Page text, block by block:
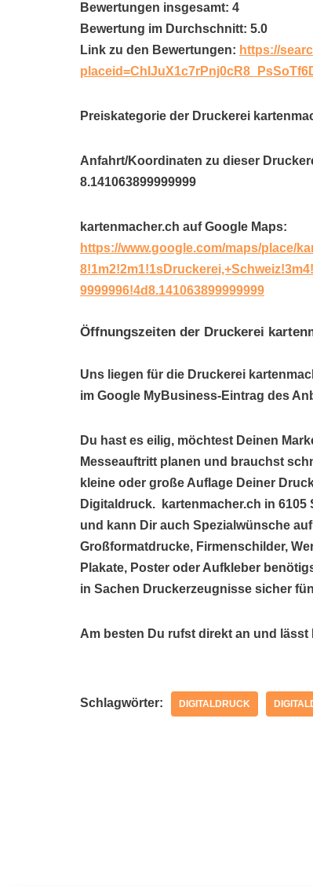
Bewertungen insgesamt: 4
Bewertung im Durchschnitt: 5.0
Link zu den Bewertungen: https://
Preiskategorie der Druckerei
Anfahrt/Koordinaten zu dieser
8.141063899999999
kartenmacher.ch auf Google Maps:
https://www.google.com/maps/place/
9999996!4d8.141063899999999
Öffnungszeiten der Druckerei
Uns liegen für die Druckerei
im Google MyBusiness-Eintrag des
Du hast es eilig, möchtest Deinen
Messeauftritt planen und brauchst
kleine oder große Auflage Deiner
Digitaldruck. kartenmacher.ch in
und kann Dir auch Spezialwünsche
Großformatdrucke, Firmenschilder,
Plakate, Poster oder Aufkleber
in Sachen Druckerzeugnisse sicher
Am besten Du rufst direkt an und lässt
Schlagwörter: DIGITALDRUCK